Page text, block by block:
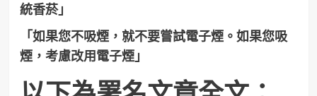
統香菸」
「如果您不吸煙，就不要嘗試電子煙。如果您吸
煙，考慮改用電子煙」